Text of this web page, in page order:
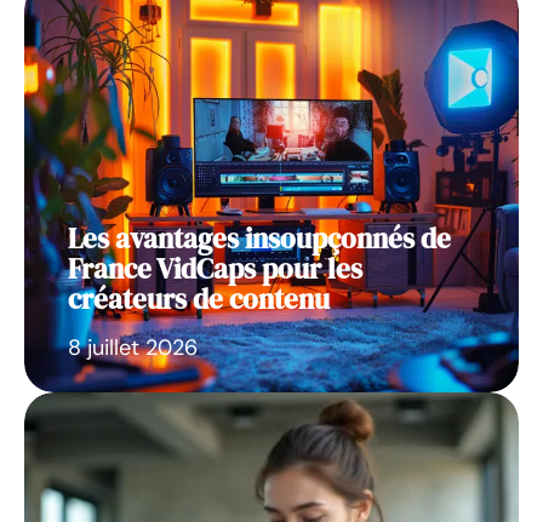
Les avantages insoupçonnés de
France VidCaps pour les
créateurs de contenu
8 juillet 2026